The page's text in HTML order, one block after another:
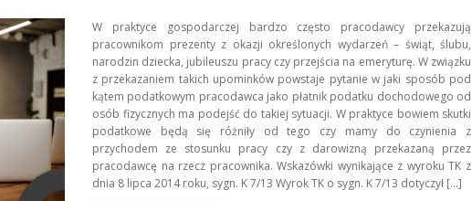
W praktyce gospodarczej bardzo często pracodawcy przekazują
pracownikom prezenty z okazji określonych wydarzeń – świąt, ślubu,
narodzin dziecka, jubileuszu pracy czy przejścia na emeryturę. W związku
z przekazaniem takich upominków powstaje pytanie w jaki sposób pod
kątem podatkowym pracodawca jako płatnik podatku dochodowego od
osób fizycznych ma podejść do takiej sytuacji. W praktyce bowiem skutki
podatkowe będą się różniły od tego czy mamy do czynienia z
przychodem ze stosunku pracy czy z darowizną przekazaną przez
pracodawcę na rzecz pracownika. Wskazówki wynikające z wyroku TK z
dnia 8 lipca 2014 roku, sygn. K 7/13 Wyrok TK o sygn. K 7/13 dotyczył […]